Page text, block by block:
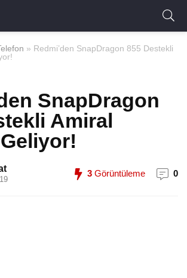
» Redmi’den SnapDragon 855 Destekli
SnapDragon
Amiral
3 Görüntüleme 0